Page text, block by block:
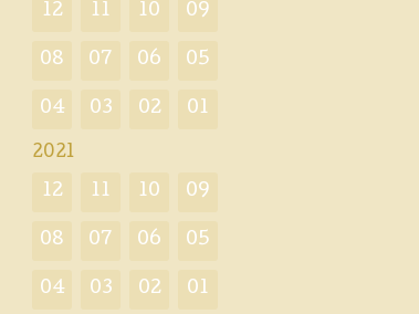
12 11 10 09
08 07 06 05
04 03 02 01
2021
12 11 10 09
08 07 06 05
04 03 02 01